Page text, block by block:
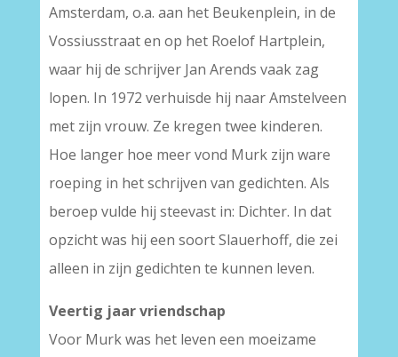
Amsterdam, o.a. aan het Beukenplein, in de
Vossiusstraat en op het Roelof Hartplein,
waar hij de schrijver Jan Arends vaak zag
lopen. In 1972 verhuisde hij naar Amstelveen
met zijn vrouw. Ze kregen twee kinderen.
Hoe langer hoe meer vond Murk zijn ware
roeping in het schrijven van gedichten. Als
beroep vulde hij steevast in: Dichter. In dat
opzicht was hij een soort Slauerhoff, die zei
alleen in zijn gedichten te kunnen leven.
Veertig jaar vriendschap
Voor Murk was het leven een moeizame